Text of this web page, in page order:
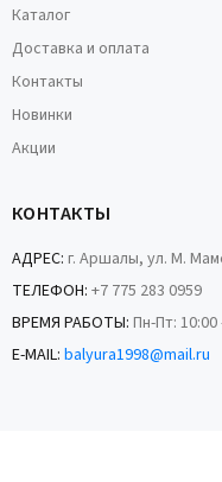
Каталог
Доставка и оплата
Контакты
Новинки
Акции
КОНТАКТЫ
АДРЕС: г. Аршалы, ул. М.
ТЕЛЕФОН: +7 775 283 0959
ВРЕМЯ РАБОТЫ: Пн-Пт:
E-MAIL: balyura1998@mail.ru